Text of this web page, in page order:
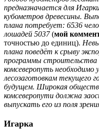
предназначается для
кубометров древесины.
плана потребует: 6536
лошадей 5037(мой
точностью до единиц).
плана поведёт к срыву
программы строительства
комсеверопуть необходимо
лесозаготовкам текущего
будущем. Широкая
комсеверопути должна
выпускать его из поля
Игарка